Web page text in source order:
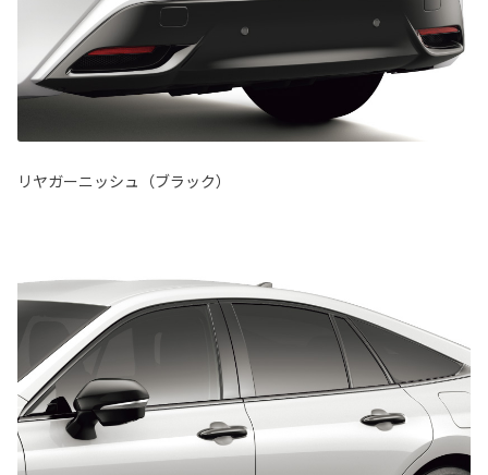
リヤガーニッシュ（ブラック）